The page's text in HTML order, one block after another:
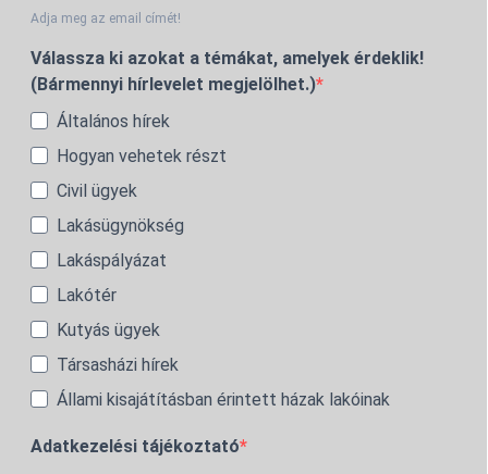
Adja meg az email címét!
Válassza ki azokat a témákat, amelyek érdeklik!
(Bármennyi hírlevelet megjelölhet.)
Általános hírek
Hogyan vehetek részt
Civil ügyek
Lakásügynökség
Lakáspályázat
Lakótér
Kutyás ügyek
Társasházi hírek
Állami kisajátításban érintett házak lakóinak
Adatkezelési tájékoztató